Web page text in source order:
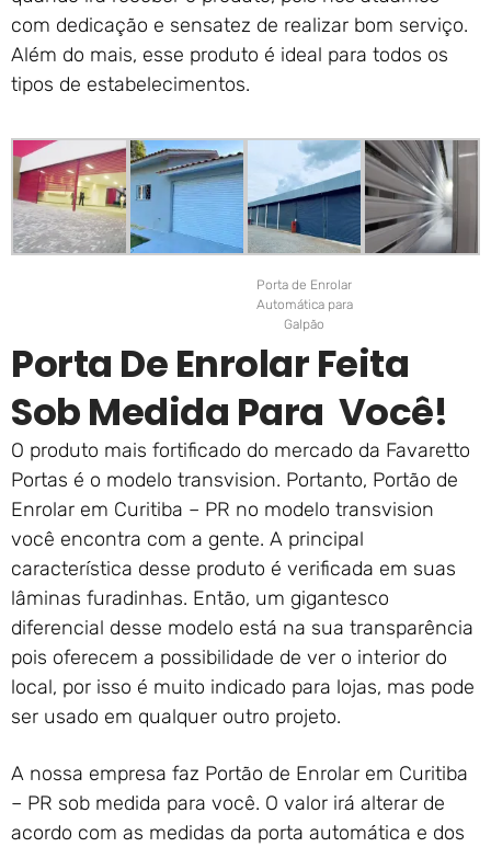
com dedicação e sensatez de realizar bom serviço.
Além do mais, esse produto é ideal para todos os
tipos de estabelecimentos.
Porta de Enrolar
Automática para
Galpão
Porta De Enrolar Feita
Sob Medida Para Você!
O produto mais fortificado do mercado da Favaretto
Portas é o modelo transvision. Portanto, Portão de
Enrolar em Curitiba – PR no modelo transvision
você encontra com a gente. A principal
característica desse produto é verificada em suas
lâminas furadinhas. Então, um gigantesco
diferencial desse modelo está na sua transparência
pois oferecem a possibilidade de ver o interior do
local, por isso é muito indicado para lojas, mas pode
ser usado em qualquer outro projeto.
A nossa empresa faz Portão de Enrolar em Curitiba
– PR sob medida para você. O valor irá alterar de
acordo com as medidas da porta automática e dos